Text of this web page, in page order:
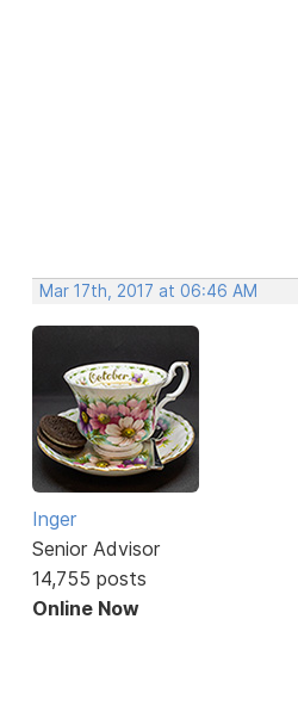
Mar 17th, 2017 at 06:46 AM
Inger
Senior Advisor
14,755 posts
Online Now